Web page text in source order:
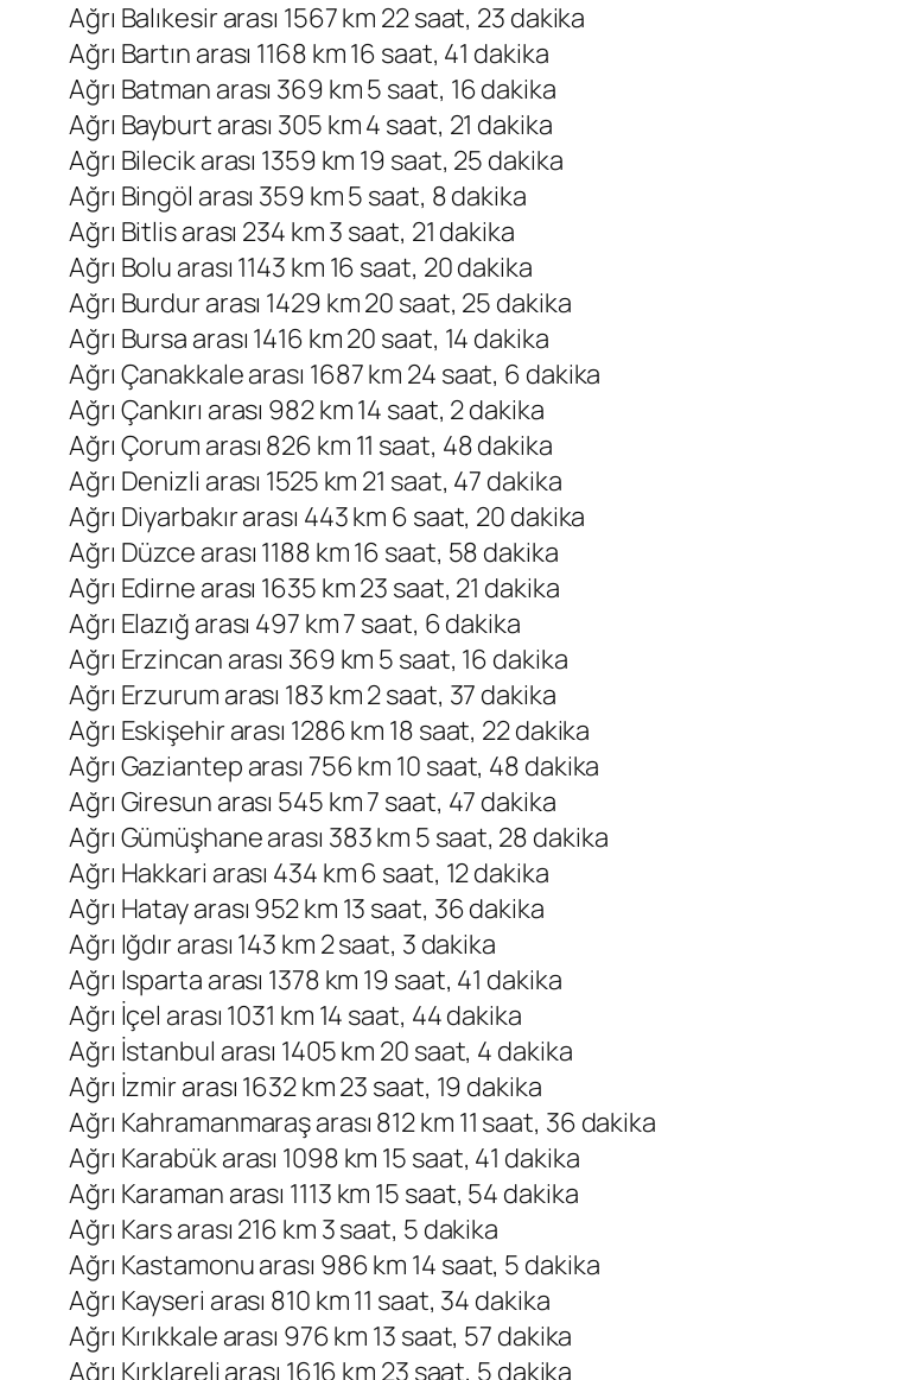
Ağrı Balıkesir arası 1567 km 22 saat, 23 dakika
Ağrı Bartın arası 1168 km 16 saat, 41 dakika
Ağrı Batman arası 369 km 5 saat, 16 dakika
Ağrı Bayburt arası 305 km 4 saat, 21 dakika
Ağrı Bilecik arası 1359 km 19 saat, 25 dakika
Ağrı Bingöl arası 359 km 5 saat, 8 dakika
Ağrı Bitlis arası 234 km 3 saat, 21 dakika
Ağrı Bolu arası 1143 km 16 saat, 20 dakika
Ağrı Burdur arası 1429 km 20 saat, 25 dakika
Ağrı Bursa arası 1416 km 20 saat, 14 dakika
Ağrı Çanakkale arası 1687 km 24 saat, 6 dakika
Ağrı Çankırı arası 982 km 14 saat, 2 dakika
Ağrı Çorum arası 826 km 11 saat, 48 dakika
Ağrı Denizli arası 1525 km 21 saat, 47 dakika
Ağrı Diyarbakır arası 443 km 6 saat, 20 dakika
Ağrı Düzce arası 1188 km 16 saat, 58 dakika
Ağrı Edirne arası 1635 km 23 saat, 21 dakika
Ağrı Elazığ arası 497 km 7 saat, 6 dakika
Ağrı Erzincan arası 369 km 5 saat, 16 dakika
Ağrı Erzurum arası 183 km 2 saat, 37 dakika
Ağrı Eskişehir arası 1286 km 18 saat, 22 dakika
Ağrı Gaziantep arası 756 km 10 saat, 48 dakika
Ağrı Giresun arası 545 km 7 saat, 47 dakika
Ağrı Gümüşhane arası 383 km 5 saat, 28 dakika
Ağrı Hakkari arası 434 km 6 saat, 12 dakika
Ağrı Hatay arası 952 km 13 saat, 36 dakika
Ağrı Iğdır arası 143 km 2 saat, 3 dakika
Ağrı Isparta arası 1378 km 19 saat, 41 dakika
Ağrı İçel arası 1031 km 14 saat, 44 dakika
Ağrı İstanbul arası 1405 km 20 saat, 4 dakika
Ağrı İzmir arası 1632 km 23 saat, 19 dakika
Ağrı Kahramanmaraş arası 812 km 11 saat, 36 dakika
Ağrı Karabük arası 1098 km 15 saat, 41 dakika
Ağrı Karaman arası 1113 km 15 saat, 54 dakika
Ağrı Kars arası 216 km 3 saat, 5 dakika
Ağrı Kastamonu arası 986 km 14 saat, 5 dakika
Ağrı Kayseri arası 810 km 11 saat, 34 dakika
Ağrı Kırıkkale arası 976 km 13 saat, 57 dakika
Ağrı Kırklareli arası 1616 km 23 saat, 5 dakika